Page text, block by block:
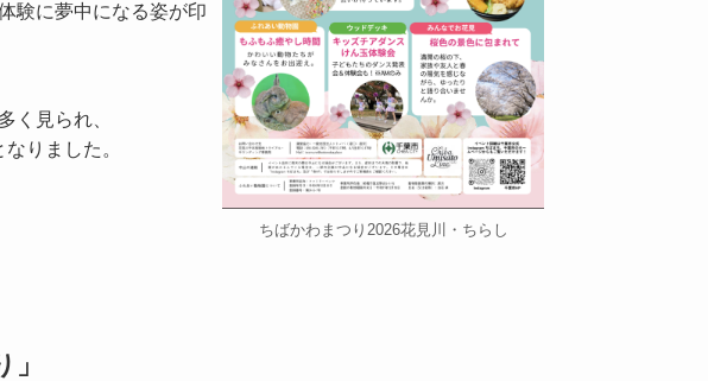
験に夢中になる姿が印
く見られ、
なりました。
ちばかわまつり2026花見川・ちらし